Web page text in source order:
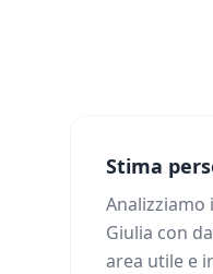
Stima
Analizziamo
Giulia con
area utile e